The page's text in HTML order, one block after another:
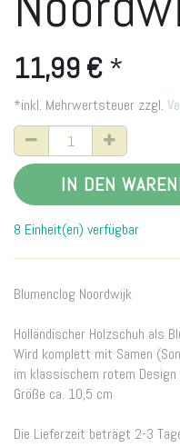
11,99 € *
*inkl. Mehrwertsteuer zzgl.
IN DEN
8 Einheit(en) verfügbar
Blumenclog Noordwijk
Holländischer Holzschuh als
Wird komplett mit Samen
im klassischem rotem Design
Größe ca. 10,5 cm
Die Lieferzeit beträgt 2-3